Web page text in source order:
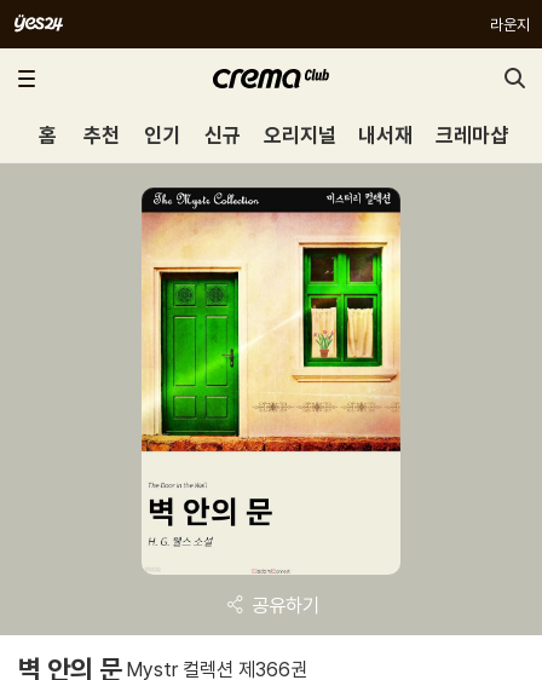
라운지
홈 추천 인기 신규 오리지널 내서재 크레마샵
공유하기
벽 안의 문 Mystr 컬렉션 제366권